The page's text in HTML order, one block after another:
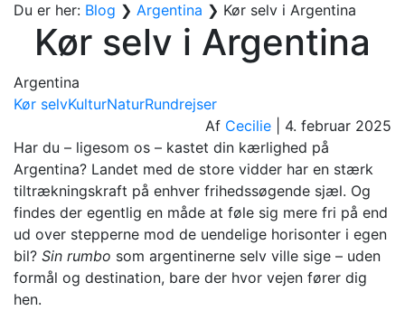
Du er her: Blog ❯ Argentina ❯ Kør selv i Argentina
Kør selv i Argentina
Argentina
Kør selvKulturNaturRundrejser
Af Cecilie
4. februar 2025
Har du – ligesom os – kastet din kærlighed på
Argentina? Landet med de store vidder har en stærk
tiltrækningskraft på enhver frihedssøgende sjæl. Og
findes der egentlig en måde at føle sig mere fri på end
ud over stepperne mod de uendelige horisonter i egen
bil? Sin rumbo som argentinerne selv ville sige – uden
formål og destination, bare der hvor vejen fører dig
hen.